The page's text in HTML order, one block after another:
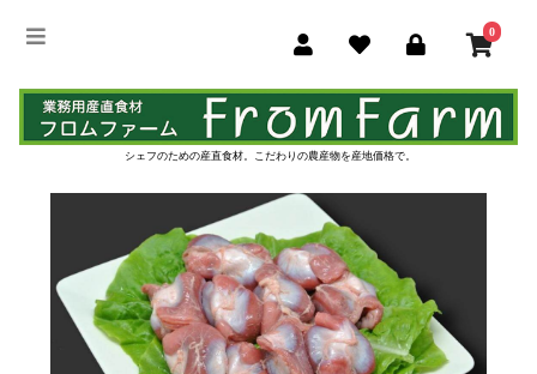
0
シェフのための産直食材。 こだわりの農産物を産地価格で。